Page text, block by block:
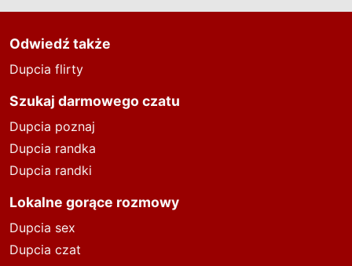
Odwiedź także
Dupcia flirty
Szukaj darmowego czatu
Dupcia poznaj
Dupcia randka
Dupcia randki
Lokalne gorące rozmowy
Dupcia sex
Dupcia czat